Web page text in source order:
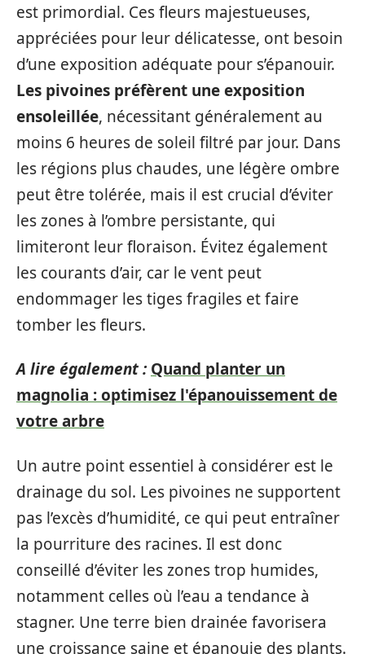
est primordial. Ces fleurs majestueuses,
appréciées pour leur délicatesse, ont besoin
d’une exposition adéquate pour s’épanouir.
Les pivoines préfèrent une exposition
ensoleillée, nécessitant généralement au
moins 6 heures de soleil filtré par jour. Dans
les régions plus chaudes, une légère ombre
peut être tolérée, mais il est crucial d’éviter
les zones à l’ombre persistante, qui
limiteront leur floraison. Évitez également
les courants d’air, car le vent peut
endommager les tiges fragiles et faire
tomber les fleurs.
A lire également : Quand planter un
magnolia : optimisez l'épanouissement de
votre arbre
Un autre point essentiel à considérer est le
drainage du sol. Les pivoines ne supportent
pas l’excès d’humidité, ce qui peut entraîner
la pourriture des racines. Il est donc
conseillé d’éviter les zones trop humides,
notamment celles où l’eau a tendance à
stagner. Une terre bien drainée favorisera
une croissance saine et épanouie des plants.